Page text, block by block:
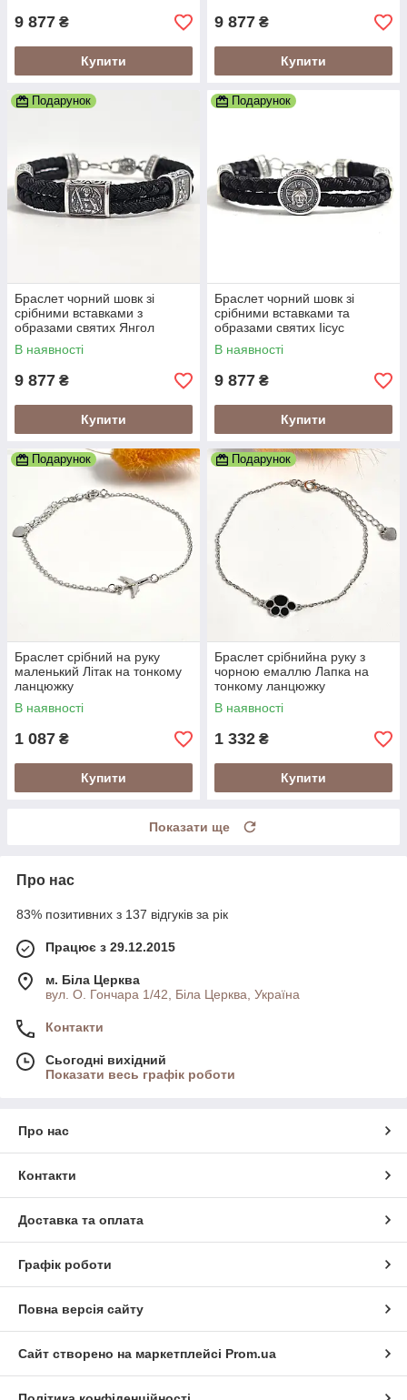
9 877 ₴
Купити
9 877 ₴
Купити
Подарунок
Браслет чорний шовк зі
срібними вставками з
образами святих Янгол
Охоронець
В наявності
9 877 ₴
Купити
Подарунок
Браслет чорний шовк зі
срібними вставками та
образами святих Іісус
Христос
В наявності
9 877 ₴
Купити
Подарунок
Браслет срібний на руку
маленький Літак на тонкому
ланцюжку
В наявності
1 087 ₴
Купити
Подарунок
Браслет срібнийна руку з
чорною емаллю Лапка на
тонкому ланцюжку
В наявності
1 332 ₴
Купити
Показати ще
Про нас
83% позитивних з 137 відгуків за рік
Працює з 29.12.2015
м. Біла Церква
вул. О. Гончара 1/42, Біла Церква, Україна
Контакти
Сьогодні вихідний
Показати весь графік роботи
Про нас
Контакти
Доставка та оплата
Графік роботи
Повна версія сайту
Сайт створено на маркетплейсі Prom.ua